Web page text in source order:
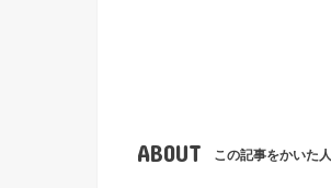
ABOUT この記事をかいた人